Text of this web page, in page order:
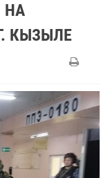
НА
КЫЗЫЛЕ